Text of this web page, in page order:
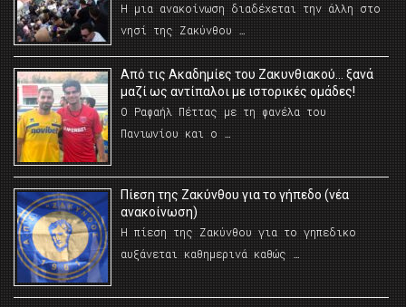
Η μια ανακοίνωση διαδέχεται την άλλη στο
νησί της Ζακύνθου …
Από τις Ακαδημίες του Ζακυνθιακού… ξανά
μαζί ως αντίπαλοι με ιστορικές ομάδες!
Ο Ραφαήλ Πέττας με τη φανέλα του
Πανιωνίου και ο …
Πίεση της Ζακύνθου για το γήπεδο (νέα
ανακοίνωση)
Η πίεση της Ζακύνθου για το γηπεδικο
αυξάνεται καθημερινά καθώς …